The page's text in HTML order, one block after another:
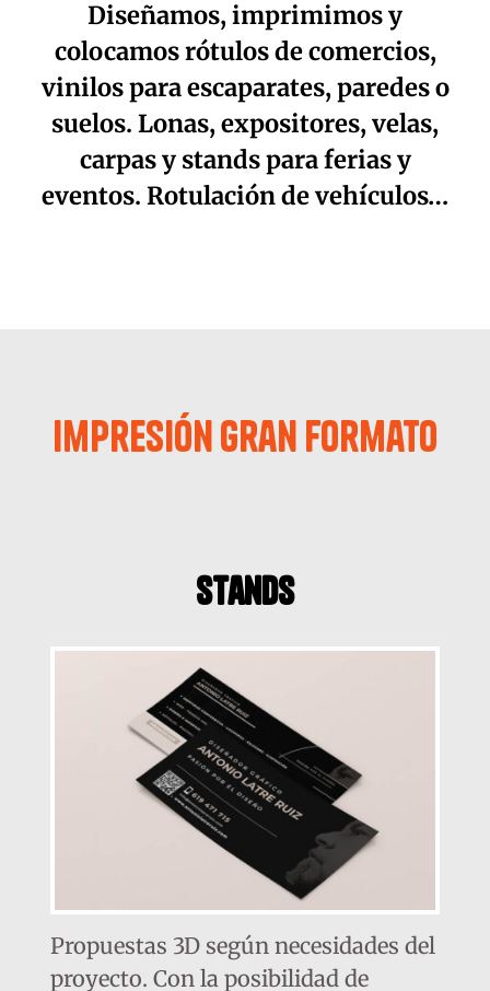
Contacto
Diseñamos, imprimimos y
colocamos rótulos de comercios,
vinilos para escaparates, paredes o
suelos. Lonas, expositores, velas,
carpas y stands para ferias y
eventos. Rotulación de vehículos…
Impresión Gran Formato
stands
Propuestas 3D según necesidades del
proyecto. Con la posibilidad de